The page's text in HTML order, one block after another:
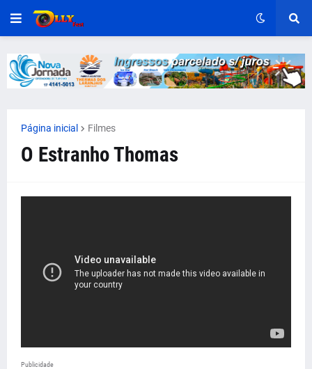
Página inicial Filmes
O Estranho Thomas
Publicidade